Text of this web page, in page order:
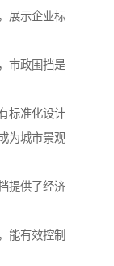
展示企业标
市政围挡是
标准化设计
为城市景观
提供了经济
能有效控制